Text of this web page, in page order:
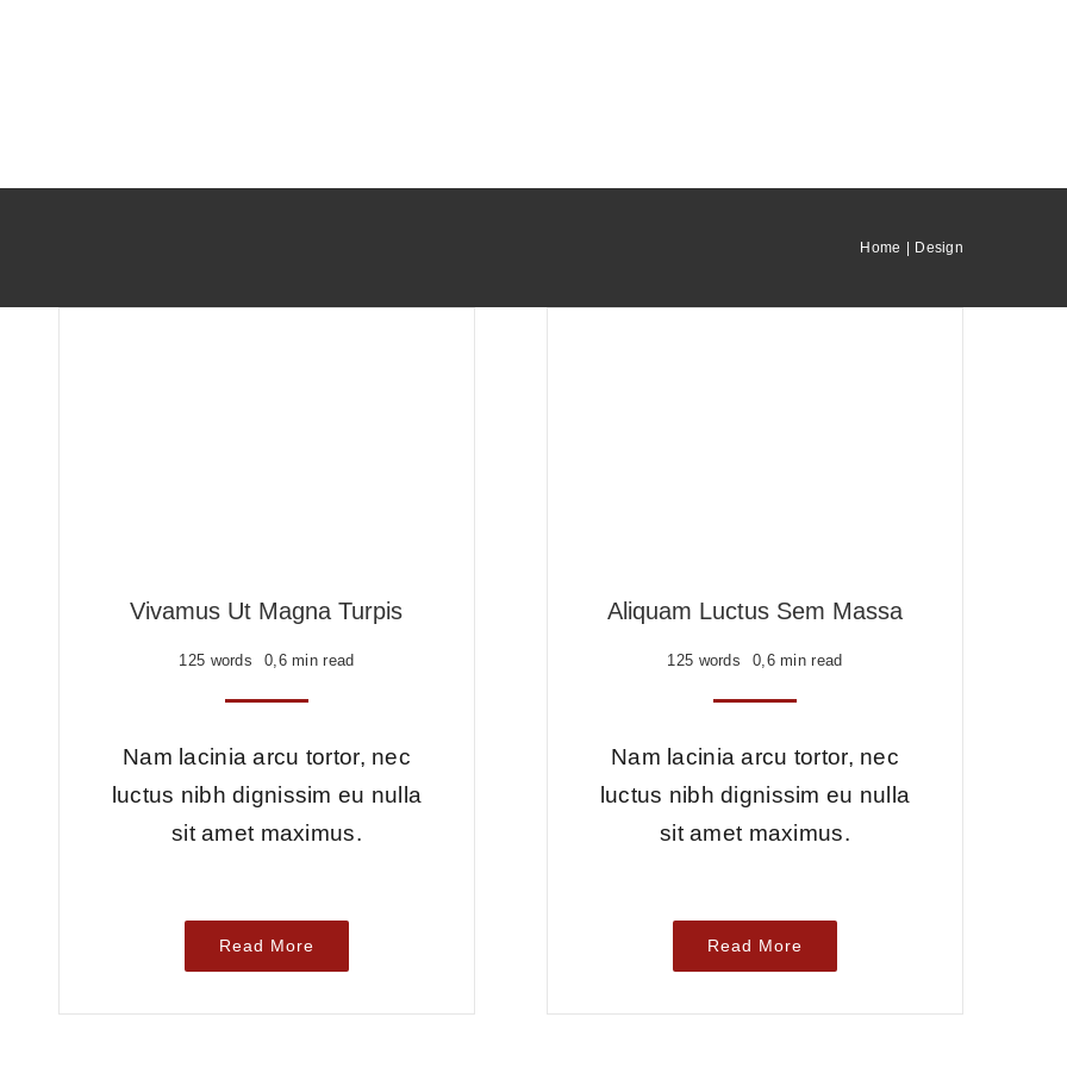
Home Design
Vivamus Ut Magna Turpis
125 words 0,6 min read
Nam lacinia arcu tortor, nec
luctus nibh dignissim eu nulla
sit amet maximus.
Read More
Aliquam Luctus Sem Massa
125 words 0,6 min read
Nam lacinia arcu tortor, nec
luctus nibh dignissim eu nulla
sit amet maximus.
Read More